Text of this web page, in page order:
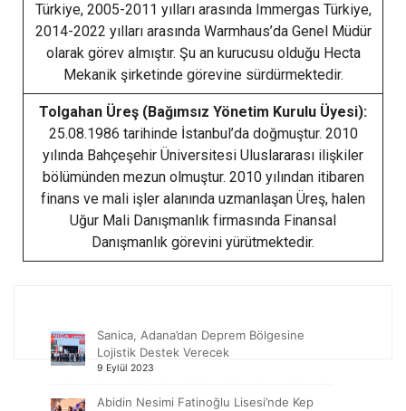
Türkiye, 2005-2011 yılları arasında Immergas Türkiye,
2014-2022 yılları arasında Warmhaus’da Genel Müdür
olarak görev almıştır. Şu an kurucusu olduğu Hecta
Mekanik şirketinde görevine sürdürmektedir.
Tolgahan Üreş (Bağımsız Yönetim Kurulu Üyesi):
25.08.1986 tarihinde İstanbul’da doğmuştur. 2010
yılında Bahçeşehir Üniversitesi Uluslararası ilişkiler
bölümünden mezun olmuştur. 2010 yılından itibaren
finans ve mali işler alanında uzmanlaşan Üreş, halen
Uğur Mali Danışmanlık firmasında Finansal
Danışmanlık görevini yürütmektedir.
Sanica, Adana’dan Deprem Bölgesine
Lojistik Destek Verecek
9 Eylül 2023
Abidin Nesimi Fatinoğlu Lisesi’nde Kep